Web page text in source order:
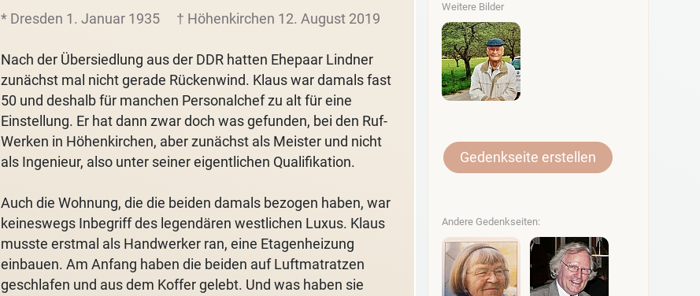
* Dresden 1. Januar 1935 † Höhenkirchen 12. August 2019
Nach der Übersiedlung aus der DDR hatten Ehepaar Lindner
zunächst mal nicht gerade Rückenwind. Klaus war damals fast
50 und deshalb für manchen Personalchef zu alt für eine
Einstellung. Er hat dann zwar doch was gefunden, bei den Ruf-
Werken in Höhenkirchen, aber zunächst als Meister und nicht
als Ingenieur, also unter seiner eigentlichen Qualifikation.
Auch die Wohnung, die die beiden damals bezogen haben, war
keineswegs Inbegriff des legendären westlichen Luxus. Klaus
musste erstmal als Handwerker ran, eine Etagenheizung
einbauen. Am Anfang haben die beiden auf Luftmatratzen
geschlafen und aus dem Koffer gelebt. Und was haben sie
Weitere Bilder
Gedenkseite erstellen
Andere Gedenkseiten: